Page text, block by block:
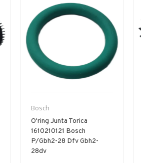
Bosch
O'ring Junta Torica
1610210121 Bosch
P/gbh2-28 Dfv Gbh2-
28dv